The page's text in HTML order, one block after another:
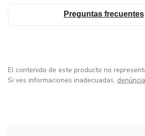
Preguntas frecuentes
El contenido de este producto no
Si ves informaciones inadecuadas,